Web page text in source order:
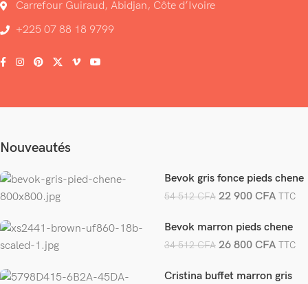
Carrefour Guiraud, Abidjan, Côte d’Ivoire
+225 07 88 18 9799
Nouveautés
Bevok gris fonce pieds chene
54 512CFA 22 900 CFA TTC
Bevok marron pieds chene
34 512CFA 26 800 CFA TTC
Cristina buffet marron gris